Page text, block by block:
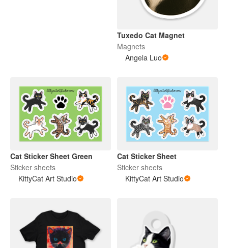
Tuxedo Cat Magnet
Magnets
Angela Luo
Cat Sticker Sheet Green
Sticker sheets
KittyCat Art Studio
Cat Sticker Sheet
Sticker sheets
KittyCat Art Studio